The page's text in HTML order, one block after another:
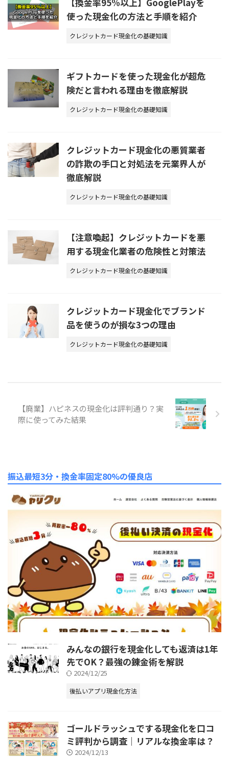
使った現金化の方法と手順を紹介
クレジットカード現金化の基礎知識
ギフトカードを使った現金化が超危
険だと言われる理由を徹底解説
クレジットカード現金化の基礎知識
クレジットカード現金化の悪質業者
の詐欺の手口と対処法を元業界人が
徹底解説
クレジットカード現金化の基礎知識
【注意喚起】クレジットカードを悪
用する現金化業者の危険性と対策法
クレジットカード現金化の基礎知識
クレジットカード現金化でブランド
品を使うのが損な3つの理由
クレジットカード現金化の基礎知識
【廃業】ハピネスの現金化は評判通り？実
際に使ってみた結果
振込最短3分・換金率固定80%の優良店
みんなの銀行を現金化しても返済は1年
先でOK？最強の錬金術を解説
2024/12/25
後払いアプリ現金化方法
ゴールドラッシュでする現金化を口コ
ミ評判から調査｜リアルな換金率は？
2024/12/13